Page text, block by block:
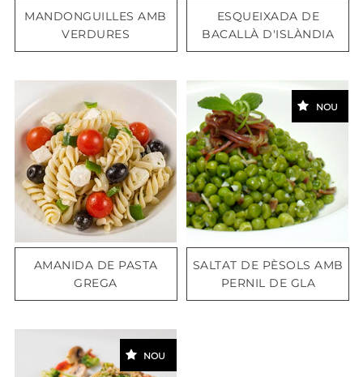
MANDONGUILLES AMB
VERDURES
ESQUEIXADA DE
BACALLÀ D'ISLÀNDIA
AMANIDA DE PASTA
GREGA
SALTAT DE PÈSOLS AMB
PERNIL DE GLA
NOU
NOU